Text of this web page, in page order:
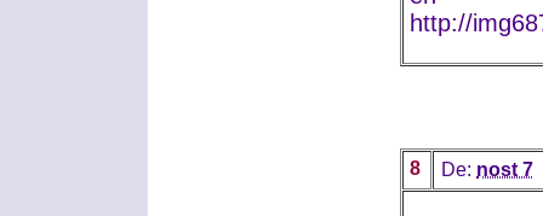
http://
8 De: nost 7